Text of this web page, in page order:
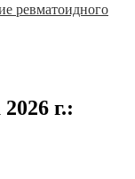
ревматоидного
г.: